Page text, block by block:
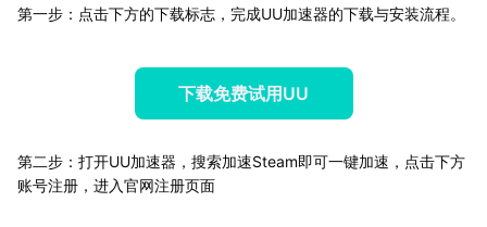
第一步：点击下方的下载标志，完成UU加速器的下载与安装流程。
下载免费试用UU
第二步：打开UU加速器，搜索加速Steam即可一键加速，点击下方
账号注册，进入官网注册页面